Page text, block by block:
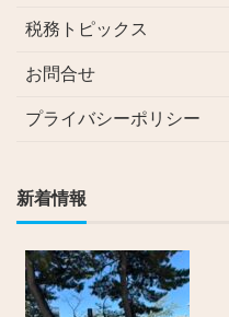
税務トピックス
お問合せ
プライバシーポリシー
新着情報